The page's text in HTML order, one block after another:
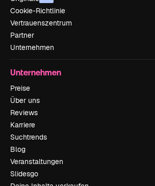
Cookie-Richtlinie
Vertrauenszentrum
Partner
Unternehmen
Unternehmen
Preise
Über uns
Reviews
Karriere
Suchtrends
Blog
Veranstaltungen
Slidesgo